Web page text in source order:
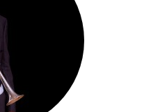
PUBLIC
NOUS
SOUTENIR